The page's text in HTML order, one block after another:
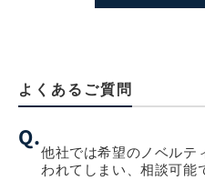
よくあるご質問
Q.
他社では希望のノベルテ
われてしまい、相談可能